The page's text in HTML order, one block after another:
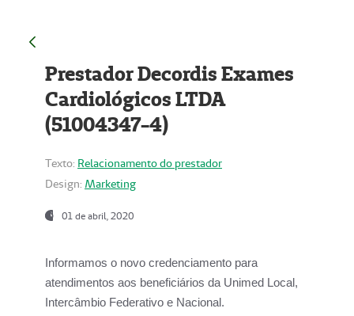
Prestador Decordis Exames
Cardiológicos LTDA
(51004347-4)
Texto: Relacionamento do prestador
Design: Marketing
01 de abril, 2020
Informamos o novo credenciamento para
atendimentos aos beneficiários da Unimed Local,
Intercâmbio Federativo e Nacional.